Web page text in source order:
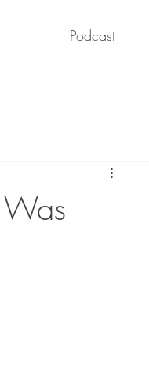
Podcast